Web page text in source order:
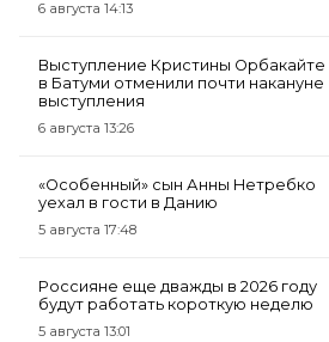
6 августа 14:13
Выступление Кристины Орбакайте
в Батуми отменили почти накануне
выступления
6 августа 13:26
«Особенный» сын Анны Нетребко
уехал в гости в Данию
5 августа 17:48
Россияне еще дважды в 2026 году
будут работать короткую неделю
5 августа 13:01